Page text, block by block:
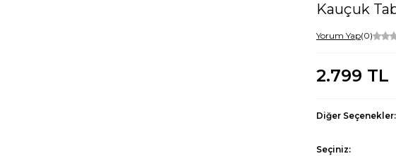
Kauçuk
Yorum Yap(0)
2.799 TL
Diğer Seçenekler:
Seçiniz: